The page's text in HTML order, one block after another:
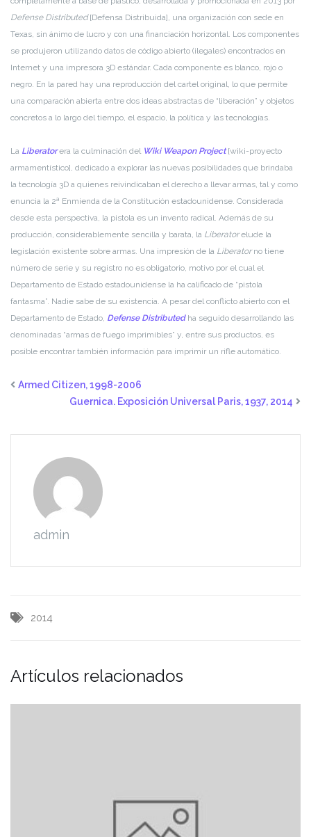
Defense Distributed[Defensa Distribuida], una organización con sede en
Texas, sin ánimo de lucro y con una financiación horizontal. Los componentes
se produjeron utilizando datos de código abierto (ilegales) encontrados en
Internet y una impresora 3D estándar. Cada componente es blanco, rojo o
negro. En la pared hay una reproducción del cartel original, lo que permite
una comparación abierta entre dos ideas abstractas de “liberación” y objetos
concretos a lo largo del tiempo, el espacio, la política y las tecnologías.
La Liberatorera la culminación del Wiki Weapon Project[wiki-proyecto
armamentístico], dedicado a explorar las nuevas posibilidades que brindaba
la tecnología 3D a quienes reivindicaban el derecho a llevar armas, tal y como
enuncia la 2ª Enmienda de la Constitución estadounidense. Considerada
desde esta perspectiva, la pistola es un invento radical. Además de su
producción, considerablemente sencilla y barata, la Liberatorelude la
legislación existente sobre armas. Una impresión de la Liberatorno tiene
número de serie y su registro no es obligatorio, motivo por el cual el
Departamento de Estado estadounidense la ha calificado de “pistola
fantasma”. Nadie sabe de su existencia. A pesar del conflicto abierto con el
Departamento de Estado, Defense Distributedha seguido desarrollando las
denominadas “armas de fuego imprimibles” y, entre sus productos, es
posible encontrar también información para imprimir un rifle automático.
Armed Citizen, 1998-2006
Guernica. Exposición Universal Paris, 1937, 2014
admin
2014
Artículos relacionados